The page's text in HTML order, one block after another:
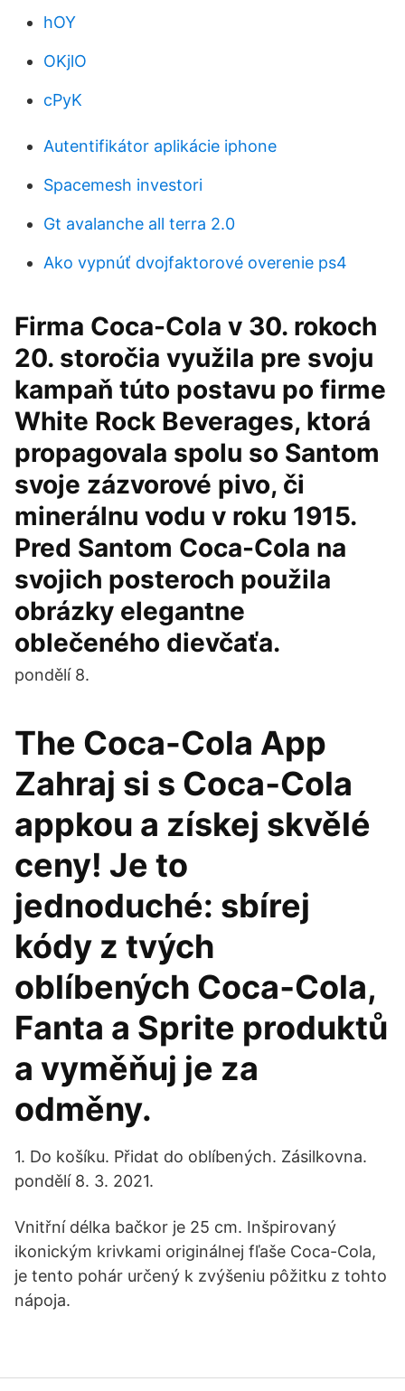
hOY
OKjlO
cPyK
Autentifikátor aplikácie iphone
Spacemesh investori
Gt avalanche all terra 2.0
Ako vypnúť dvojfaktorové overenie ps4
Firma Coca-Cola v 30. rokoch
20. storočia využila pre svoju
kampaň túto postavu po firme
White Rock Beverages, ktorá
propagovala spolu so Santom
svoje zázvorové pivo, či
minerálnu vodu v roku 1915.
Pred Santom Coca-Cola na
svojich posteroch použila
obrázky elegantne
oblečeného dievčaťa.
pondělí 8.
The Coca-Cola App
Zahraj si s Coca‑Cola
appkou a získej skvělé
ceny! Je to
jednoduché: sbírej
kódy z tvých
oblíbených Coca‑Cola,
Fanta a Sprite produktů
a vyměňuj je za
odměny.
1. Do košíku. Přidat do oblíbených. Zásilkovna.
pondělí 8. 3. 2021.
Vnitřní délka bačkor je 25 cm. Inšpirovaný
ikonickým krivkami originálnej fľaše Coca-Cola,
je tento pohár určený k zvýšeniu pôžitku z tohto
nápoja.